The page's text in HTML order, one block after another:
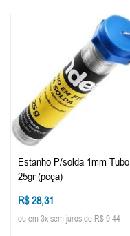
Estanho P/solda 1mm Tubo
25gr (peça)
R$ 28,31
ou em 3x sem juros de R$ 9,44